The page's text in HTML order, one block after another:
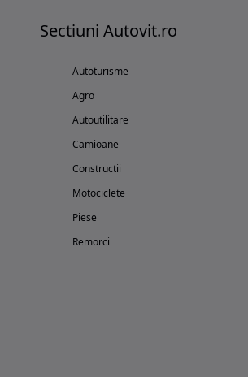
Sectiuni Autovit.ro
Autoturisme
Agro
Autoutilitare
Camioane
Constructii
Motociclete
Piese
Remorci